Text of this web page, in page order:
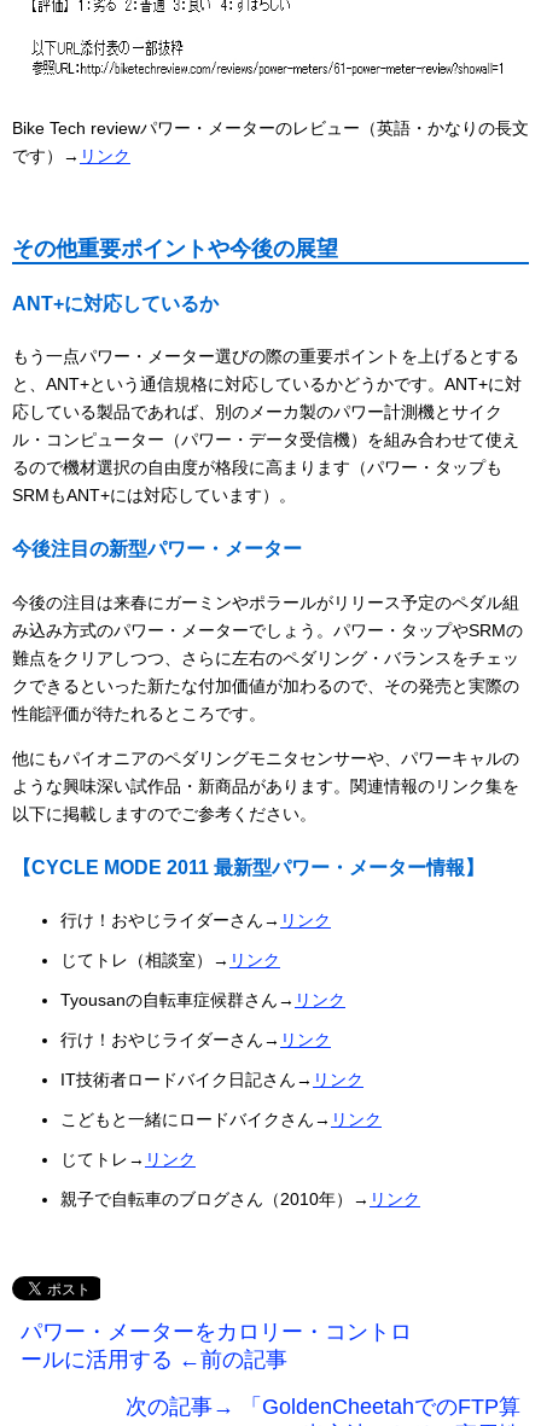
Bike Tech reviewパワー・メーターのレビュー（英語・かなりの長文
です）→ リンク
その他重要ポイントや今後の展望
ANT+に対応しているか
もう一点パワー・メーター選びの際の重要ポイントを上げるとする
と、ANT+という通信規格に対応しているかどうかです。ANT+に対
応している製品であれば、別のメーカ製のパワー計測機とサイク
ル・コンピューター（パワー・データ受信機）を組み合わせて使え
るので機材選択の自由度が格段に高まります（パワー・タップも
SRMもANT+には対応しています）。
今後注目の新型パワー・メーター
今後の注目は来春にガーミンやポラールがリリース予定のペダル組
み込み方式のパワー・メーターでしょう。パワー・タップやSRMの
難点をクリアしつつ、さらに左右のペダリング・バランスをチェッ
クできるといった新たな付加価値が加わるので、その発売と実際の
性能評価が待たれるところです。
他にもパイオニアのペダリングモニタセンサーや、パワーキャルの
ような興味深い試作品・新商品があります。関連情報のリンク集を
以下に掲載しますのでご参考ください。
【CYCLE MODE 2011 最新型パワー・メーター情報】
行け！おやじライダーさん→ リンク
じてトレ（相談室）→ リンク
Tyousanの自転車症候群さん→ リンク
行け！おやじライダーさん→ リンク
IT技術者ロードバイク日記さん→ リンク
こどもと一緒にロードバイクさん→ リンク
じてトレ→ リンク
親子で自転車のブログさん（2010年）→ リンク
パワー・メーターをカロリー・コントロ
ールに活用する ←前の記事
次の記事→ 「GoldenCheetahでのFTP算